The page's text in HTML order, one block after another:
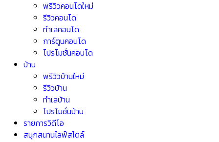
พรีวิวคอนโดใหม่
รีวิวคอนโด
ทำเลคอนโด
การ์ตูนคอนโด
โปรโมชั่นคอนโด
บ้าน
พรีวิวบ้านใหม่
รีวิวบ้าน
ทำเลบ้าน
โปรโมชั่นบ้าน
รายการวิดีโอ
สนุกสนานไลฟ์สไตล์